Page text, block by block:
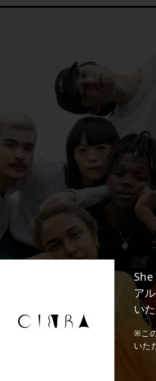
ア
い
※こ
いた